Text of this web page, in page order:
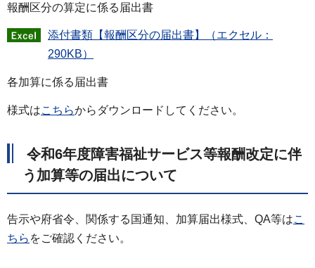
報酬区分の算定に係る届出書
添付書類【報酬区分の届出書】（エクセル：
290KB）
各加算に係る届出書
様式はこちらからダウンロードしてください。
令和6年度障害福祉サービス等報酬改定に伴
う加算等の届出について
告示や府省令、関係する国通知、加算届出様式、QA等はこ
ちら をご確認ください。